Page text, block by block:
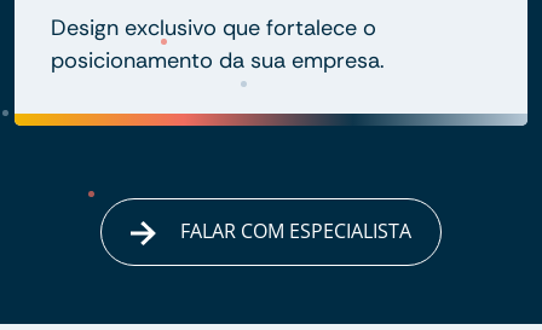
Design exclusivo que fortalece o
posicionamento da sua empresa.
FALAR COM ESPECIALISTA